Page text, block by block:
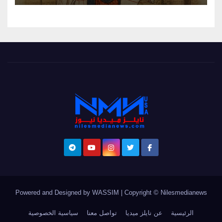
Powered and Designed by WASSIM Copyright © Nilesmedianews
الرئيسية عن نايلز ميديا تواصل معنا سياسية الخصوصية